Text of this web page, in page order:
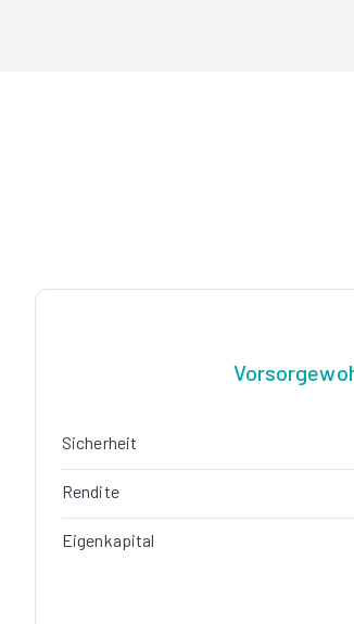
Sicherheit
Rendite
Eigenkapital